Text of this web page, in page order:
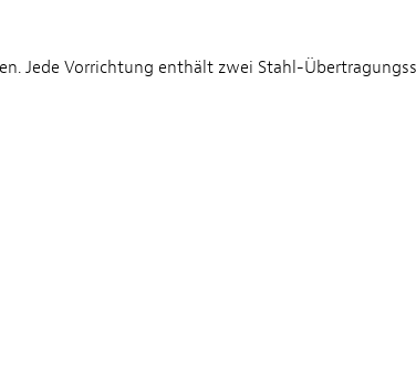
Jede Vorrichtung enthält zwei Stahl-